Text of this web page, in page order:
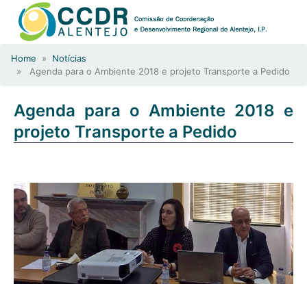
Home » Notícias
» Agenda para o Ambiente 2018 e projeto Transporte a Pedido
Agenda para o Ambiente 2018 e
projeto Transporte a Pedido